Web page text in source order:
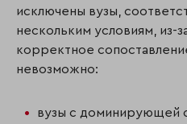
исключены вузы,
нескольким условиям, из-
корректное
невозможно:
вузы с доминирующей